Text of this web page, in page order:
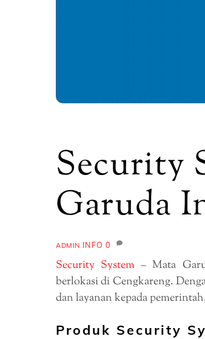
Security
Garuda
ADMIN INFO 0
Security System – Mata
berlokasi di Cengkareng.
dan layanan kepada
Produk Security